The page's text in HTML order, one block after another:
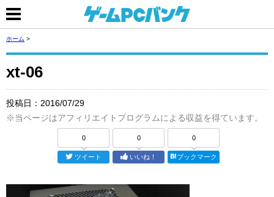
ホーム >
xt-06
投稿日： 2016/07/29
※当ページはアフィリエイトプログラムによる収益を得ています。
0
ツイート
0
いいね！
0
ブックマーク